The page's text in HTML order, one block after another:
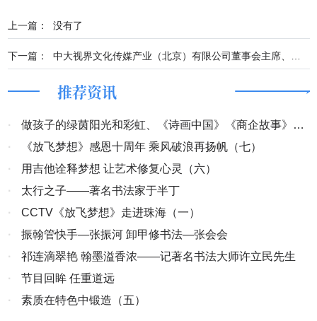
推荐资讯
·
做孩子的绿茵阳光和彩虹、《诗画中国》《商企故事》开
机
·
《放飞梦想》感恩十周年 乘风破浪再扬帆（七）
·
用吉他诠释梦想 让艺术修复心灵（六）
·
太行之子——著名书法家于半丁
·
CCTV《放飞梦想》走进珠海（一）
·
振翰管快手—张振河 卸甲修书法—张会会
·
祁连滴翠艳 翰墨溢香浓——记著名书法大师许立民先生
·
节目回眸 任重道远
·
素质在特色中锻造（五）
上一篇： 没有了
下一篇：